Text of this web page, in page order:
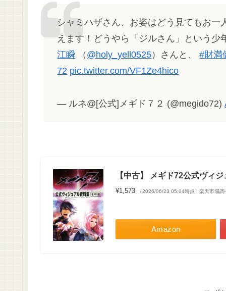
シャミハザさん、お姿はどう見てもお
えます！どうやら「ジルさん」という
江瞬 （ @holy_yell0525）さんと、#財満
72 pic.twitter.com/VF1Ze4hico
— ルネ@[公式]メギド７２ (@megido72)
【中古】 メギド72公式ヴィ
¥1,573 （2026/06/23 05:04時点 | 楽天市場調
Amazon